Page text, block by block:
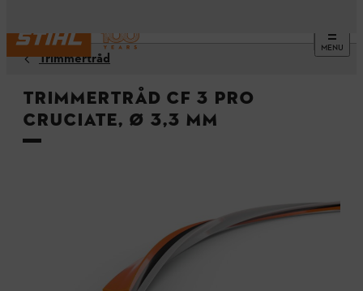
MENU
Trimmertråd
Trimmertråd CF 3 Pro
cruciate, Ø 3,3 mm